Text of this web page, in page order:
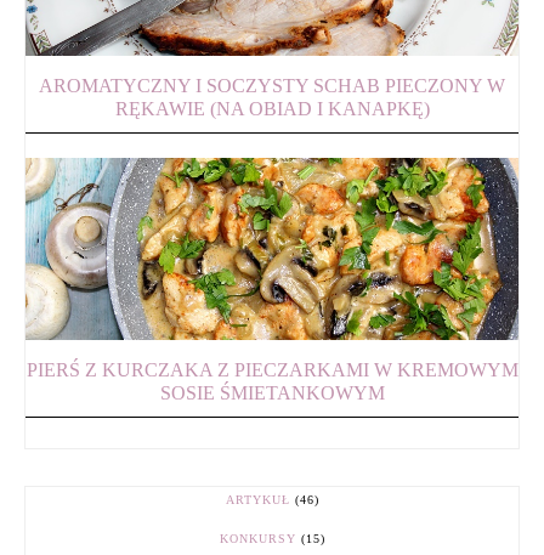
AROMATYCZNY I SOCZYSTY SCHAB PIECZONY W
RĘKAWIE (NA OBIAD I KANAPKĘ)
PIERŚ Z KURCZAKA Z PIECZARKAMI W KREMOWYM
SOSIE ŚMIETANKOWYM
ARTYKUŁ (46)
KONKURSY (15)